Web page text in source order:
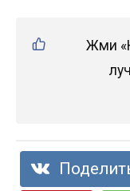
Жми